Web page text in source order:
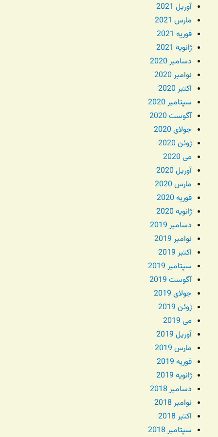
آوریل 2021
مارس 2021
فوریه 2021
ژانویه 2021
دسامبر 2020
نوامبر 2020
اکتبر 2020
سپتامبر 2020
آگوست 2020
جولای 2020
ژوئن 2020
می 2020
آوریل 2020
مارس 2020
فوریه 2020
ژانویه 2020
دسامبر 2019
نوامبر 2019
اکتبر 2019
سپتامبر 2019
آگوست 2019
جولای 2019
ژوئن 2019
می 2019
آوریل 2019
مارس 2019
فوریه 2019
ژانویه 2019
دسامبر 2018
نوامبر 2018
اکتبر 2018
سپتامبر 2018